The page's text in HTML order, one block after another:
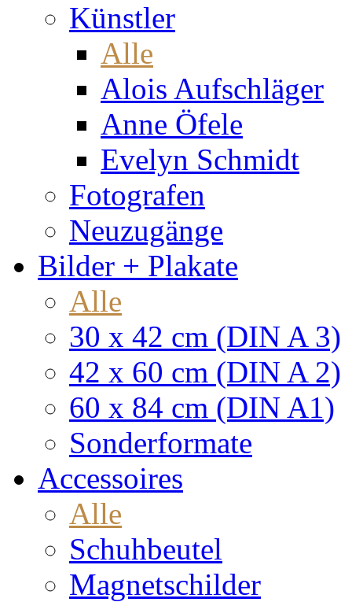
Künstler
Alle
Alois Aufschläger
Anne Öfele
Evelyn Schmidt
Fotografen
Neuzugänge
Bilder + Plakate
Alle
30 x 42 cm (DIN A 3)
42 x 60 cm (DIN A 2)
60 x 84 cm (DIN A1)
Sonderformate
Accessoires
Alle
Schuhbeutel
Magnetschilder